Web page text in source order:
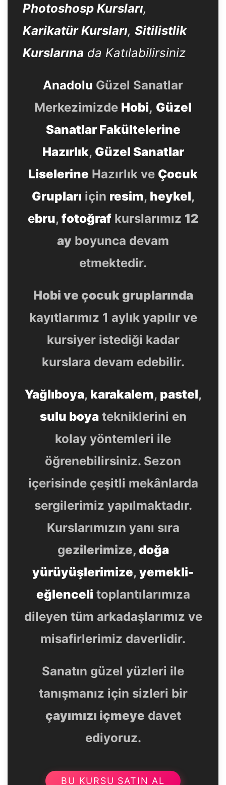
Photoshosp Kursları,
Karikatür Kursları, Sitilistlik
Kurslarına da Katılabilirsiniz
Anadolu Güzel Sanatlar
Merkezimizde Hobi, Güzel
Sanatlar Fakültelerine
Hazırlık, Güzel Sanatlar
Liselerine Hazırlık ve Çocuk
Grupları için resim, heykel,
ebru, fotoğrafkurslarımız 12
ay boyunca devam
etmektedir.
Hobi ve çocuk gruplarında
kayıtlarımız 1 aylık yapılır ve
kursiyer istediği kadar
kurslara devam edebilir.
Yağlıboya, karakalem, pastel,
sulu boyatekniklerini en
kolay yöntemleri ile
öğrenebilirsiniz. Sezon
içerisinde çeşitli mekânlarda
sergilerimiz yapılmaktadır.
Kurslarımızın yanı sıra
gezilerimize, doğa
yürüyüşlerimize, yemekli-
eğlenceli toplantılarımıza
dileyen tüm arkadaşlarımız ve
misafirlerimiz daverlidir.
Sanatın güzel yüzleri ile
tanışmanız için sizleri bir
çayımızı içmeye davet
ediyoruz.
BU KURSU SATIN AL